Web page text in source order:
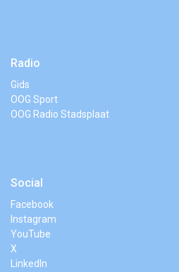
Radio
Gids
OOG Sport
OOG Radio Stadsplaat
Social
Facebook
Instagram
YouTube
X
LinkedIn